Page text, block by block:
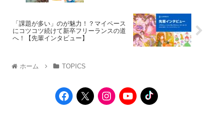
「課題が多い」のが魅力！？マイペース
にコツコツ続けて新卒フリーランスの道
へ！【先輩インタビュー】
ホーム TOPICS